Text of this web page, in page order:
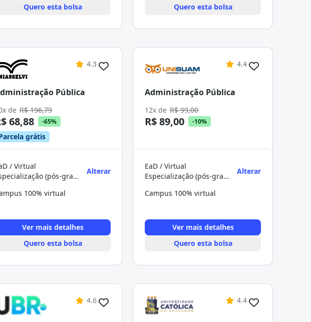
Quero esta bolsa
Quero esta bolsa
4.3
Pública
de R$ 196,79
68,88 -65%
grátis
/ Virtual
Especialização (pós-graduação)
Alterar
100% virtual
Ver mais detalhes
Quero esta bolsa
4.4
Administração Pública
12x de R$ 99,00
R$ 89,00 -10%
EaD / Virtual
Especialização (pós-graduação)
Alterar
Campus 100% virtual
Ver mais detalhes
Quero esta bolsa
4.6 4.4